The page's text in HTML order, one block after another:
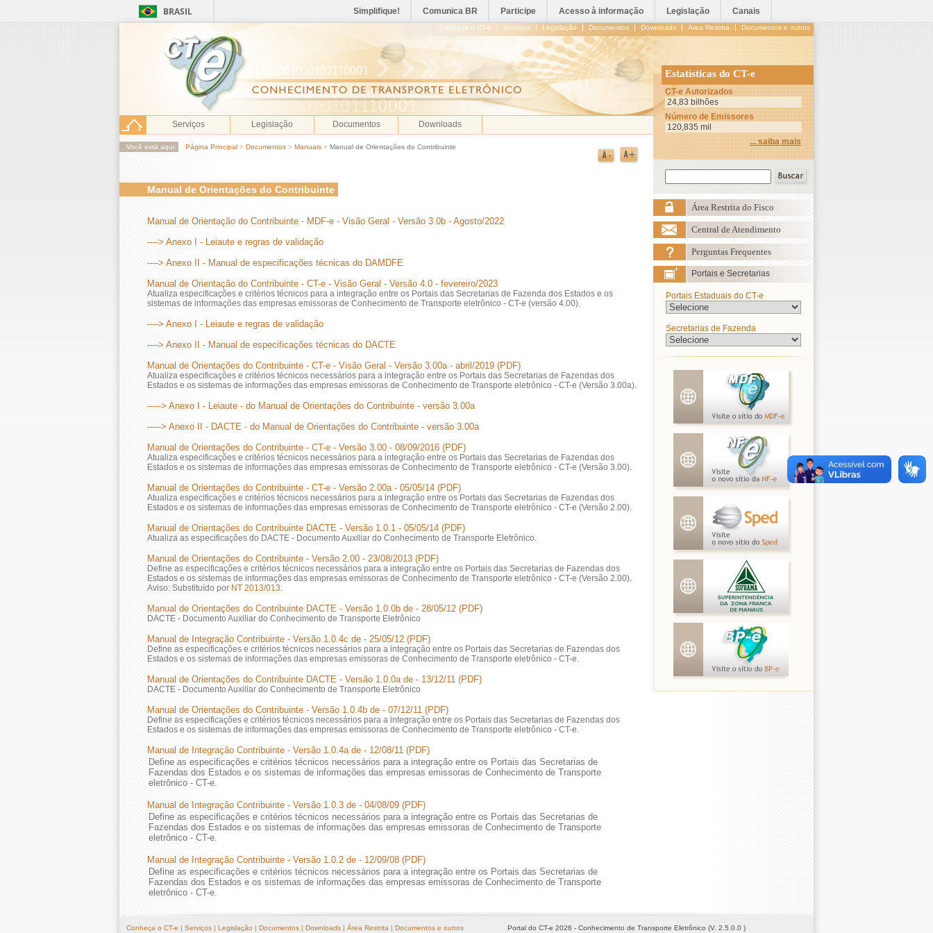
BRASIL Simplifique! Comunica BR Participe Acesso à informação Legislação Canais
Conheça o CT-e | Serviços | Legislação | Documentos | Downloads | Área Restrita | Documentos e outros
Serviços Legislação Documentos Downloads
Estatísticas do CT-e
CT-e Autorizados
24,83 bilhões
Número de Emissores
120,835 mil
... saiba mais
Área Restrita do Fisco
Central de Atendimento
Perguntas Frequentes
Portais e Secretarias
Portais Estaduais do CT-e
Secretarias de Fazenda
Você está aqui: Página Principal > Documentos > Manuais > Manual de Orientações do Contribuinte
Manual de Orientações do Contribuinte
Manual de Orientação do Contribuinte - MDF-e - Visão Geral - Versão 3.0b - Agosto/2022
----> Anexo I - Leiaute e regras de validação
----> Anexo II - Manual de especificações técnicas do DAMDFE
Manual de Orientação do Contribuinte - CT-e - Visão Geral - Versão 4.0 - fevereiro/2023
Atualiza especificações e critérios técnicos para a integração entre os Portais das Secretarias de Fazenda dos Estados e os
sistemas de informações das empresas emissoras de Conhecimento de Transporte eletrônico - CT-e (versão 4.00).
----> Anexo I - Leiaute e regras de validação
----> Anexo II - Manual de especificações técnicas do DACTE
Manual de Orientações do Contribuinte - CT-e - Visão Geral - Versão 3.00a - abril/2019 (PDF)
Atualiza especificações e critérios técnicos necessários para a integração entre os Portais das Secretarias de Fazendas dos
Estados e os sistemas de informações das empresas emissoras de Conhecimento de Transporte eletrônico - CT-e (Versão 3.00a).
-----> Anexo I - Leiaute - do Manual de Orientações do Contribuinte - versão 3.00a
-----> Anexo II - DACTE - do Manual de Orientações do Contribuinte - versão 3.00a
Manual de Orientações do Contribuinte - CT-e - Versão 3.00 - 08/09/2016 (PDF)
Atualiza especificações e critérios técnicos necessários para a integração entre os Portais das Secretarias de Fazendas dos
Estados e os sistemas de informações das empresas emissoras de Conhecimento de Transporte eletrônico - CT-e (Versão 3.00).
Manual de Orientações do Contribuinte - CT-e - Versão 2.00a - 05/05/14 (PDF)
Atualiza especificações e critérios técnicos necessários para a integração entre os Portais das Secretarias de Fazendas dos
Estados e os sistemas de informações das empresas emissoras de Conhecimento de Transporte eletrônico - CT-e (Versão 2.00).
Manual de Orientações do Contribuinte DACTE - Versão 1.0.1 - 05/05/14 (PDF)
Atualiza as especificações do DACTE - Documento Auxiliar do Conhecimento de Transporte Eletrônico.
Manual de Orientações do Contribuinte - Versão 2.00 - 23/08/2013 (PDF)
Define as especificações e critérios técnicos necessários para a integração entre os Portais das Secretarias de Fazendas dos
Estados e os sistemas de informações das empresas emissoras de Conhecimento de Transporte eletrônico - CT-e (Versão 2.00).
Aviso: Substituído por NT 2013/013.
Manual de Orientações do Contribuinte DACTE - Versão 1.0.0b de - 28/05/12 (PDF)
DACTE - Documento Auxiliar do Conhecimento de Transporte Eletrônico
Manual de Integração Contribuinte - Versão 1.0.4c de - 25/05/12 (PDF)
Define as especificações e critérios técnicos necessários para a integração entre os Portais das Secretarias de Fazendas dos
Estados e os sistemas de informações das empresas emissoras de Conhecimento de Transporte eletrônico - CT-e.
Manual de Orientações do Contribuinte DACTE - Versão 1.0.0a de - 13/12/11 (PDF)
DACTE - Documento Auxiliar do Conhecimento de Transporte Eletrônico
Manual de Orientações do Contribuinte - Versão 1.0.4b de - 07/12/11 (PDF)
Define as especificações e critérios técnicos necessários para a integração entre os Portais das Secretarias de Fazendas dos
Estados e os sistemas de informações das empresas emissoras de Conhecimento de Transporte eletrônico - CT-e.
Manual de Integração Contribuinte - Versão 1.0.4a de - 12/08/11 (PDF)
Define as especificações e critérios técnicos necessários para a integração entre os Portais das Secretarias de
Fazendas dos Estados e os sistemas de informações das empresas emissoras de Conhecimento de Transporte
eletrônico - CT-e.
Manual de Integração Contribuinte - Versão 1.0.3 de - 04/08/09 (PDF)
Define as especificações e critérios técnicos necessários para a integração entre os Portais das Secretarias de
Fazendas dos Estados e os sistemas de informações das empresas emissoras de Conhecimento de Transporte
eletrônico - CT-e.
Manual de Integração Contribuinte - Versão 1.0.2 de - 12/09/08 (PDF)
Define as especificações e critérios técnicos necessários para a integração entre os Portais das Secretarias de
Fazendas dos Estados e os sistemas de informações das empresas emissoras de Conhecimento de Transporte
eletrônico - CT-e.
Conheça o CT-e | Serviços | Legislação | Documentos | Downloads | Área Restrita | Documentos e outros Portal do CT-e 2026 - Conhecimento de Transporte Eletrônico (V. 2.5.0.0 )